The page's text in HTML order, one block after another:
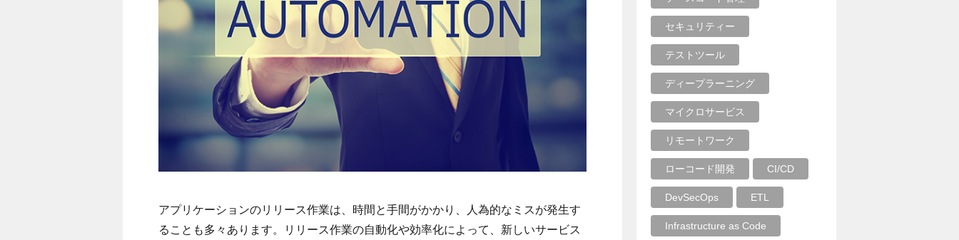
アプリケーションのリリース作業は、時間と手間がかかり、人為的なミスが発生す
ることも多々あります。リリース作業の自動化や効率化によって、新しいサービス
セキュリティー
テストツール
ディープラーニング
マイクロサービス
リモートワーク
ローコード開発 CI/CD
DevSecOps ETL
Infrastructure as Code